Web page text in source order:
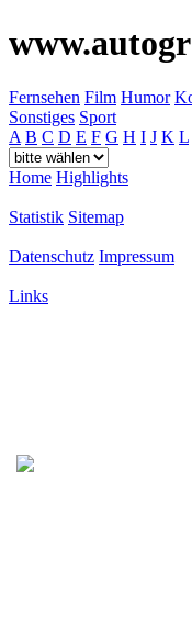
Fernsehen Film Humor
Sonstiges Sport
A B C D E F G H I J K L
Home Highlights
Statistik Sitemap
Datenschutz Impressum
Links